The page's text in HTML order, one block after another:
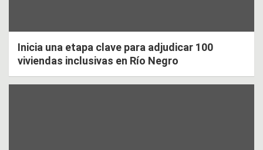
Inicia una etapa clave para adjudicar 100
viviendas inclusivas en Río Negro